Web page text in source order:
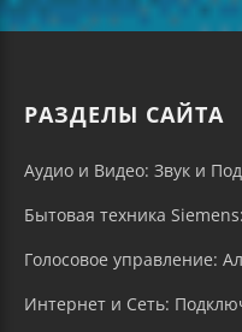
РАЗДЕЛЫ САЙТА
Аудио и Видео: Звук и
Бытовая техника
Голосовое управление:
Интернет и Сеть: